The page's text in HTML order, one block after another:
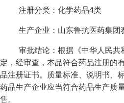
注册分类：化学药品4类
生产企业：山东鲁抗医药集团
审批结论：根据《中华人民
定，经审查，本品符合药品注册的
品注册证书。质量标准、说明书、
药品生产企业应当符合药品生产质
售。